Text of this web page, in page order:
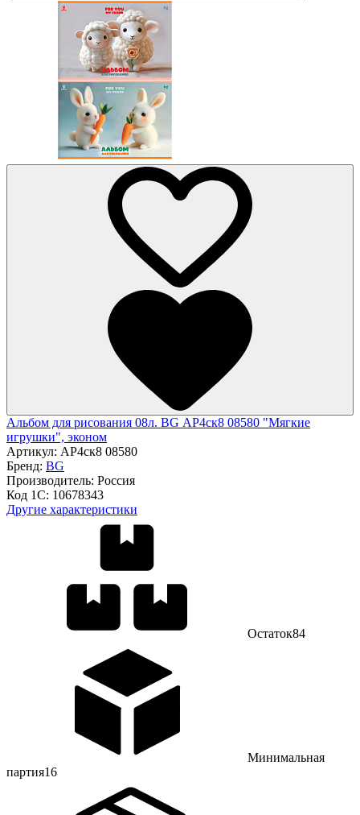
Альбом для рисования 08л. BG АР4ск8 08580 "Мягкие
игрушки", эконом
Артикул: АР4ск8 08580
Бренд: BG
Производитель: Россия
Код 1С: 10678343
Другие характеристики
Остаток84
Минимальная
партия16